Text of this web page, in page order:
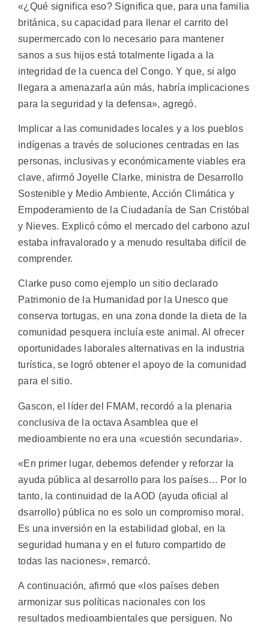
«¿Qué significa eso? Significa que, para una familia
británica, su capacidad para llenar el carrito del
supermercado con lo necesario para mantener
sanos a sus hijos está totalmente ligada a la
integridad de la cuenca del Congo. Y que, si algo
llegara a amenazarla aún más, habría implicaciones
para la seguridad y la defensa», agregó.
Implicar a las comunidades locales y a los pueblos
indígenas a través de soluciones centradas en las
personas, inclusivas y económicamente viables era
clave, afirmó Joyelle Clarke, ministra de Desarrollo
Sostenible y Medio Ambiente, Acción Climática y
Empoderamiento de la Ciudadanía de San Cristóbal
y Nieves. Explicó cómo el mercado del carbono azul
estaba infravalorado y a menudo resultaba difícil de
comprender.
Clarke puso como ejemplo un sitio declarado
Patrimonio de la Humanidad por la Unesco que
conserva tortugas, en una zona donde la dieta de la
comunidad pesquera incluía este animal. Al ofrecer
oportunidades laborales alternativas en la industria
turística, se logró obtener el apoyo de la comunidad
para el sitio.
Gascon, el líder del FMAM, recordó a la plenaria
conclusiva de la octava Asamblea que el
medioambiente no era una «cuestión secundaria».
«En primer lugar, debemos defender y reforzar la
ayuda pública al desarrollo para los países… Por lo
tanto, la continuidad de la AOD (ayuda oficial al
dsarrollo) pública no es solo un compromiso moral.
Es una inversión en la estabilidad global, en la
seguridad humana y en el futuro compartido de
todas las naciones», remarcó.
A continuación, afirmó que «los países deben
armonizar sus políticas nacionales con los
resultados medioambientales que persiguen. No